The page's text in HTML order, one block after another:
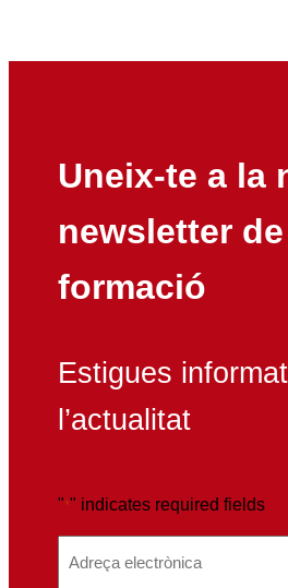
Uneix-te a la
newsletter de
formació
Estigues
l’actualitat
"*" indicates required fields